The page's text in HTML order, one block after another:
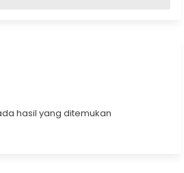
hasil yang ditemukan